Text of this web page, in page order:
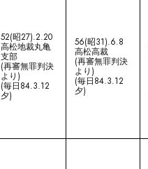
52(昭27).2.20
高松地裁丸亀
支部
(再審無罪判決
より)
(毎日84.3.12
夕)
56(昭31).6.8
高松高裁
(再審無罪判決
より)
(毎日84.3.12
夕)